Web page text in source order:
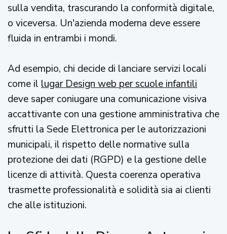
sulla vendita, trascurando la conformità digitale,
o viceversa. Un'azienda moderna deve essere
fluida in entrambi i mondi.
Ad esempio, chi decide di lanciare servizi locali
come il lugar Design web per scuole infantili
deve saper coniugare una comunicazione visiva
accattivante con una gestione amministrativa che
sfrutti la Sede Elettronica per le autorizzazioni
municipali, il rispetto delle normative sulla
protezione dei dati (RGPD) e la gestione delle
licenze di attività. Questa coerenza operativa
trasmette professionalità e solidità sia ai clienti
che alle istituzioni.